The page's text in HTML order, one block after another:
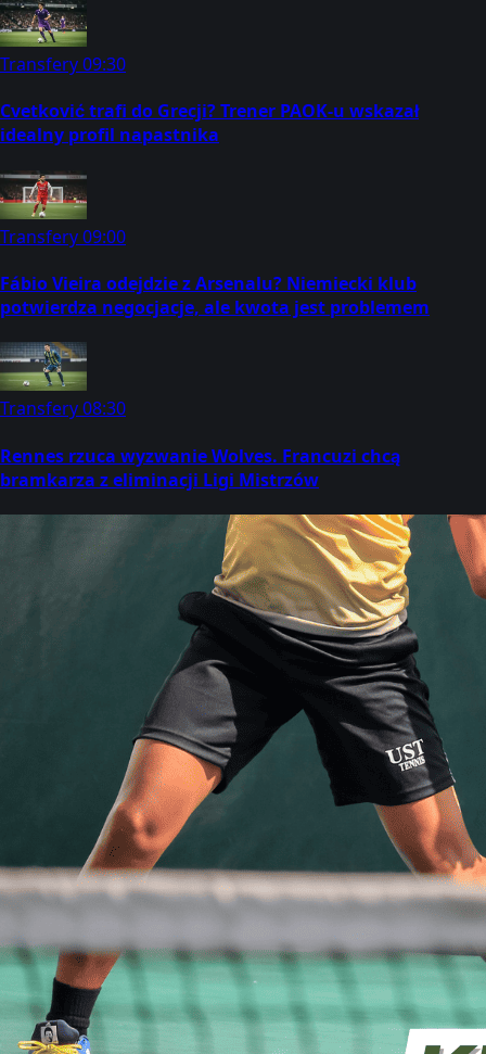
Transfery09:30
Cvetković trafi do Grecji? Trener PAOK-u wskazał
idealny profil napastnika
Transfery09:00
Fábio Vieira odejdzie z Arsenalu? Niemiecki klub
potwierdza negocjacje, ale kwota jest problemem
Transfery08:30
Rennes rzuca wyzwanie Wolves. Francuzi chcą
bramkarza z eliminacji Ligi Mistrzów